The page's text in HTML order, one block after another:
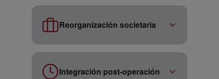
consolidación que aceleren el crecimiento
Reorganización societaria
optimizan la eficiencia fiscal, jurídica y
operativa de cara a una operación o al
Integración post-operación